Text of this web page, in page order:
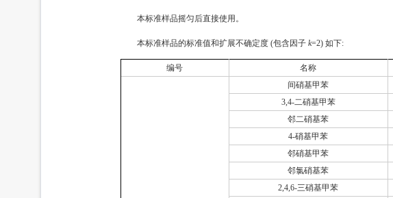
本标准样品摇匀后直接使用。
本标准样品的标准值和扩展不确定度 (包含因子 k=2) 如下:
编号 名称
间硝基甲苯
3,4-二硝基甲苯
邻二硝基苯
4-硝基甲苯
邻硝基甲苯
邻氯硝基苯
2,4,6-三硝基甲苯